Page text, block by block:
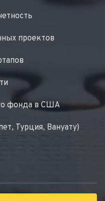
проектов
фонда в США
Турция, Вануату)